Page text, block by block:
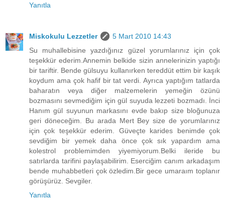
Yanıtla
Miskokulu Lezzetler
5 Mart 2010 14:43
Su muhallebisine yazdığınız güzel yorumlarınız için çok
teşekkür ederim.Annemin belkide sizin annelerinizin yaptığı
bir tariftir. Bende gülsuyu kullanırken tereddüt ettim bir kaşık
koydum ama çok hafif bir tat verdi. Ayrıca yaptığım tatlarda
baharatın veya diğer malzemelerin yemeğin özünü
bozmasını sevmediğim için gül suyuda lezzeti bozmadı. İnci
Hanım gül suyunun markasını evde bakıp size bloğunuza
geri döneceğim. Bu arada Mert Bey size de yorumlarınız
için çok teşekkür ederim. Güveçte karides benimde çok
sevdiğim bir yemek daha önce çok sık yapardım ama
kolestrol problemimden yiyemiyorum.Belki ileride bu
satırlarda tarifini paylaşabilirim. Eserciğim canım arkadaşım
bende muhabbetleri çok özledim.Bir gece umaraım toplanır
görüşürüz. Sevgiler.
Yanıtla